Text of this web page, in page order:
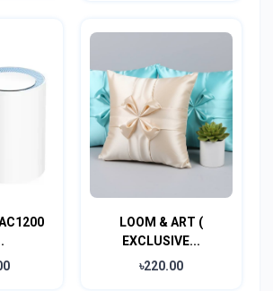
LOOM & ART (
EXCLUSIVE...
৳220.00